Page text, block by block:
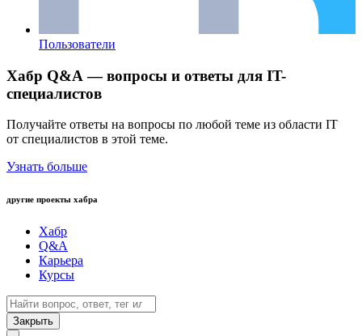
Пользователи
Хабр Q&A — вопросы и ответы для IT-
специалистов
Получайте ответы на вопросы по любой теме из области IT
от специалистов в этой теме.
Узнать больше
другие проекты хабра
Хабр
Q&A
Карьера
Курсы
Закрыть